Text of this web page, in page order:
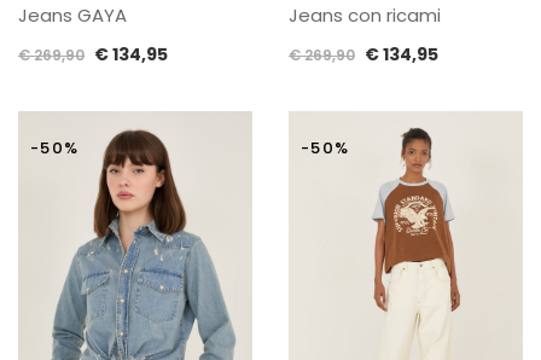
Jeans GAYA
€269,90 Il
originale
era:
€ 269,90.
€134,95Il
attuale
€ 134,95.
Jeans con ricami
€269,90 Il
originale
era:
€ 269,90.
€134,95Il
attuale
-50% -50%